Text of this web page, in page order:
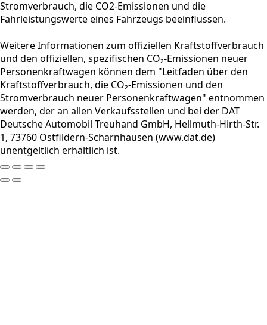
Stromverbrauch, die CO2-Emissionen und die
Fahrleistungswerte eines Fahrzeugs beeinflussen.
Weitere Informationen zum offiziellen Kraftstoffverbrauch
und den offiziellen, spezifischen CO₂-Emissionen neuer
Personenkraftwagen können dem "Leitfaden über den
Kraftstoffverbrauch, die CO₂-Emissionen und den
Stromverbrauch neuer Personenkraftwagen" entnommen
werden, der an allen Verkaufsstellen und bei der DAT
Deutsche Automobil Treuhand GmbH, Hellmuth-Hirth-Str.
1, 73760 Ostfildern-Scharnhausen (www.dat.de)
unentgeltlich erhältlich ist.